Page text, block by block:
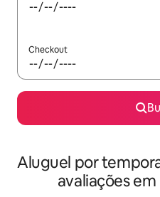
Checkout
Aluguel por
avaliações